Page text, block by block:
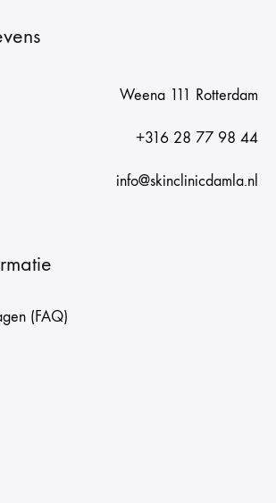
Weena 111 Rotterdam
+316 28 77 98 44
info@skinclinicdamla.nl
(FAQ)